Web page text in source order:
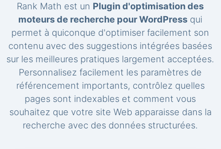
Rank Math est un Plugin d'optimisation des
moteurs de recherche pour WordPress qui
permet à quiconque d'optimiser facilement son
contenu avec des suggestions intégrées basées
sur les meilleures pratiques largement acceptées.
Personnalisez facilement les paramètres de
référencement importants, contrôlez quelles
pages sont indexables et comment vous
souhaitez que votre site Web apparaisse dans la
recherche avec des données structurées.